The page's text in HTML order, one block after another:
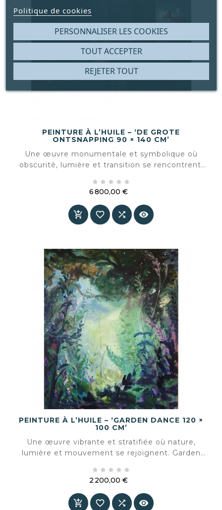
PEINTURE À L’HUILE – ‘DE GROTE
ONTSNAPPING 90 × 140 CM’
Une œuvre monumentale et symbolique où
obscurité, lumière et transition se rencontrent.
par Roeland van der Kley — et résonne comme
un adieu silencieux.
    
6 800,00 €
   
PEINTURE À L’HUILE – ‘GARDEN DANCE 120 ×
100 CM’
Une œuvre vibrante et stratifiée où nature,
lumière et mouvement se rejoignent. Garden
respirer et redécouvrir.
    
2 200,00 €
   
Politique de cookies
PERSONNALISER LES COOKIES
REJETER TOUT
TOUT ACCEPTER